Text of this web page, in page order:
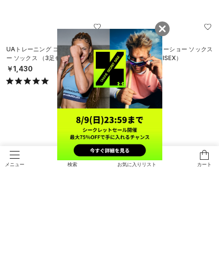
メニュー 検索 お気に入りリスト カート
UAトレーニング コットン ノーショ
ー ソックス （3足セット）（トレー
ニング/UNISEX）
￥1,430
UAベロシティ ノーショー ソックス
（ランニング/UNISEX）
￥2,420